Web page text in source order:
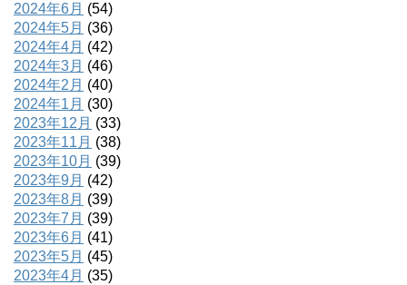
2024年6月 (54)
2024年5月 (36)
2024年4月 (42)
2024年3月 (46)
2024年2月 (40)
2024年1月 (30)
2023年12月 (33)
2023年11月 (38)
2023年10月 (39)
2023年9月 (42)
2023年8月 (39)
2023年7月 (39)
2023年6月 (41)
2023年5月 (45)
2023年4月 (35)